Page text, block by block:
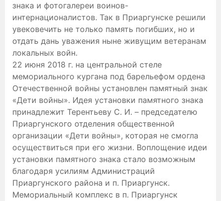
знака и фотогалереи воинов-
интернационалистов. Так в Приаргунске решили
увековечить не только память погибших, но и
отдать дань уважения ныне живущим ветеранам
локальных войн.
22 июня 2018 г. на центральной стеле
мемориального кургана под барельефом ордена
Отечественной войны установлен памятный знак
«Дети войны». Идея установки памятного знака
принадлежит Терентьеву С. И. – председателю
Приаргунского отделения общественной
организации «Дети войны», которая не смогла
осуществиться при его жизни. Воплощение идеи
установки памятного знака стало возможным
благодаря усилиям Администраций
Приаргунского района и п. Приаргунск.
Мемориальный комплекс в п. Приаргунск